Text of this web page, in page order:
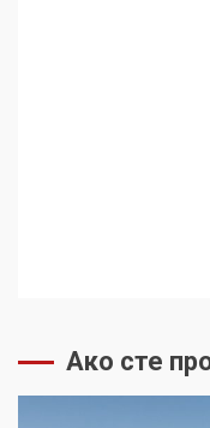
Ако сте